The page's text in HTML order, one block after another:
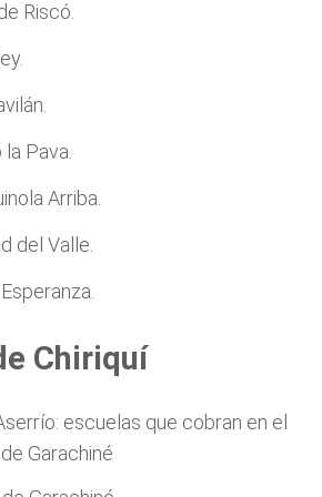
Riscó.
Pava.
Arriba.
del Valle.
Chiriquí
escuelas que cobran en el
Garachiné